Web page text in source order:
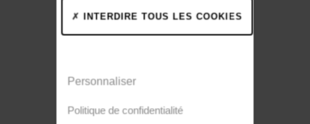
INTERDIRE TOUS LES COOKIES
Personnaliser
Politique de confidentialité